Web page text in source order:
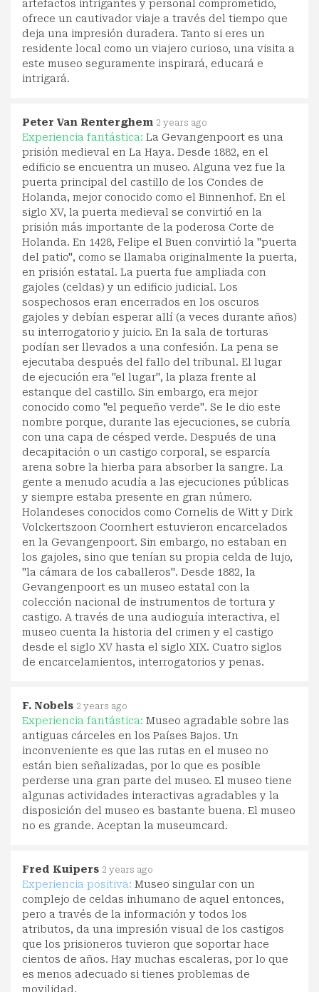
artefactos intrigantes y personal comprometido,
ofrece un cautivador viaje a través del tiempo que
deja una impresión duradera. Tanto si eres un
residente local como un viajero curioso, una visita a
este museo seguramente inspirará, educará e
intrigará.
Peter Van Renterghem 2 years ago
Experiencia fantástica: La Gevangenpoort es una
prisión medieval en La Haya. Desde 1882, en el
edificio se encuentra un museo. Alguna vez fue la
puerta principal del castillo de los Condes de
Holanda, mejor conocido como el Binnenhof. En el
siglo XV, la puerta medieval se convirtió en la
prisión más importante de la poderosa Corte de
Holanda. En 1428, Felipe el Buen convirtió la ''puerta
del patio'', como se llamaba originalmente la puerta,
en prisión estatal. La puerta fue ampliada con
gajoles (celdas) y un edificio judicial. Los
sospechosos eran encerrados en los oscuros
gajoles y debían esperar allí (a veces durante años)
su interrogatorio y juicio. En la sala de torturas
podían ser llevados a una confesión. La pena se
ejecutaba después del fallo del tribunal. El lugar
de ejecución era ''el lugar'', la plaza frente al
estanque del castillo. Sin embargo, era mejor
conocido como ''el pequeño verde''. Se le dio este
nombre porque, durante las ejecuciones, se cubría
con una capa de césped verde. Después de una
decapitación o un castigo corporal, se esparcía
arena sobre la hierba para absorber la sangre. La
gente a menudo acudía a las ejecuciones públicas
y siempre estaba presente en gran número.
Holandeses conocidos como Cornelis de Witt y Dirk
Volckertszoon Coornhert estuvieron encarcelados
en la Gevangenpoort. Sin embargo, no estaban en
los gajoles, sino que tenían su propia celda de lujo,
''la cámara de los caballeros''. Desde 1882, la
Gevangenpoort es un museo estatal con la
colección nacional de instrumentos de tortura y
castigo. A través de una audioguía interactiva, el
museo cuenta la historia del crimen y el castigo
desde el siglo XV hasta el siglo XIX. Cuatro siglos
de encarcelamientos, interrogatorios y penas.
F. Nobels 2 years ago
Experiencia fantástica: Museo agradable sobre las
antiguas cárceles en los Países Bajos. Un
inconveniente es que las rutas en el museo no
están bien señalizadas, por lo que es posible
perderse una gran parte del museo. El museo tiene
algunas actividades interactivas agradables y la
disposición del museo es bastante buena. El museo
no es grande. Aceptan la museumcard.
Fred Kuipers 2 years ago
Experiencia positiva: Museo singular con un
complejo de celdas inhumano de aquel entonces,
pero a través de la información y todos los
atributos, da una impresión visual de los castigos
que los prisioneros tuvieron que soportar hace
cientos de años. Hay muchas escaleras, por lo que
es menos adecuado si tienes problemas de
movilidad.